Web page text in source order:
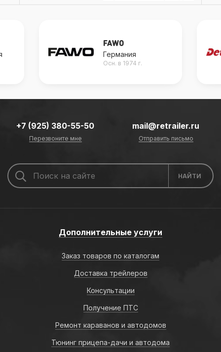
FAWO
Германия
Осн. в 1974 г.
+7 (925) 380-55-50
Перезвоните мне
mail@retrailer.ru
Отправить письмо
Дополнительные услуги
Заказ товаров по каталогам
Доставка трейлеров
Консультации
Получение ПТС
Ремонт караванов и автодомов
Тюнинг прицепа-дачи и автодома